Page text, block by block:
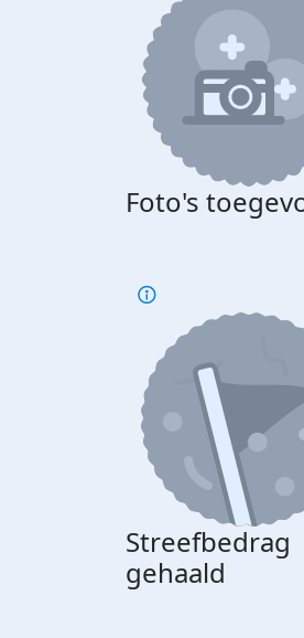
Foto's
Streefbedrag
gehaald